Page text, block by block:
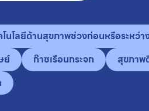
โนโลยีด้านสุขภาพช่วงก่อนหรือระหว่
ย์ ก๊าซเรือนกระจก สุขภาพ